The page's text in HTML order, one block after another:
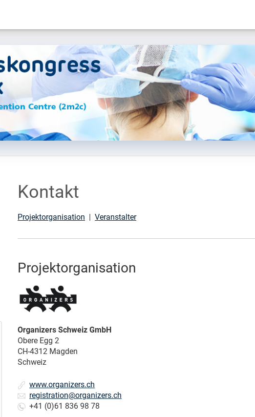
Kontakt
Projektorganisation Veranstalter
Projektorganisation
Organizers Schweiz GmbH
Obere Egg 2
CH-4312 Magden
Schweiz
www.organizers.ch
registration@organizers.ch
+41 (0)61 836 98 78